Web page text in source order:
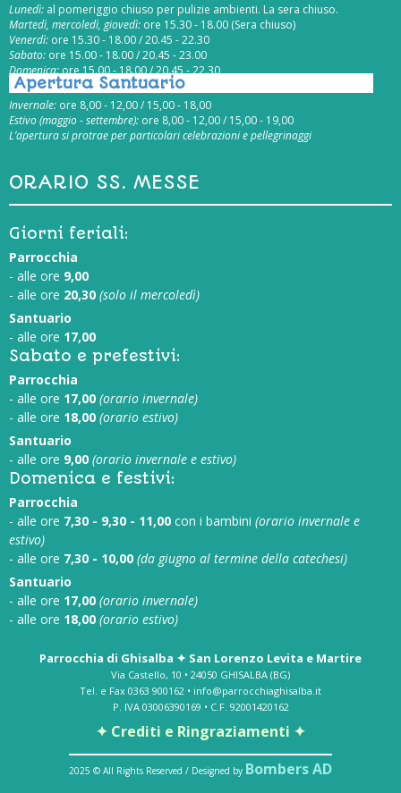
Lunedì: al pomeriggio chiuso per pulizie ambienti. La sera chiuso.
Martedì, mercoledì, giovedì: ore 15.30 - 18.00 (Sera chiuso)
Venerdì: ore 15.30 - 18.00 / 20.45 - 22.30
Sabato: ore 15.00 - 18.00 / 20.45 - 23.00
Domenica:ore 15.00 - 18.00 / 20.45 - 22.30
Apertura Santuario
Invernale: ore 8,00 - 12,00 / 15,00 - 18,00
Estivo (maggio - settembre): ore 8,00 - 12,00 / 15,00 - 19,00
L’apertura si protrae per particolari celebrazioni e pellegrinaggi
ORARIO SS. MESSE
Giorni feriali:
Parrocchia
- alle ore 9,00
- alle ore 20,30 (solo il mercoledì)
Santuario
- alle ore 17,00
Sabato e prefestivi:
Parrocchia
- alle ore 17,00 (orario invernale)
- alle ore 18,00 (orario estivo)
Santuario
- alle ore 9,00 (orario invernale e estivo)
Domenica e festivi:
Parrocchia
- alle ore 7,30 - 9,30 - 11,00 con i bambini (orario invernale e
estivo)
- alle ore 7,30 - 10,00 (da giugno al termine della catechesi)
Santuario
- alle ore 17,00 (orario invernale)
- alle ore 18,00 (orario estivo)
Parrocchia di Ghisalba ✦ San Lorenzo Levita e Martire
Via Castello, 10 • 24050 GHISALBA (BG)
Tel. e Fax 0363 900162 • info@parrocchiaghisalba.it
P. IVA 03006390169 • C.F. 92001420162
✦ Crediti e Ringraziamenti ✦
2025 © All Rights Reserved / Designed by Bombers AD